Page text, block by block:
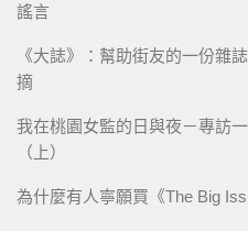
謠言
《大誌》：幫助街友的一份雜
摘
我在桃園女監的日與夜－專訪
（上）
為什麼有人寧願買《The Big